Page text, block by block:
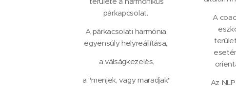
párkapcsolat.
A párkacsolati harmónia,
egyensúly helyreállítása,
a válságkezelés,
a "menjek, vagy maradjak"
A
Az